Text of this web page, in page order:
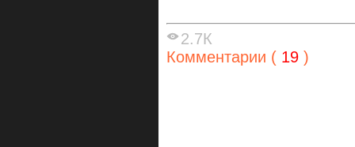
2.7К
Комментарии ( 19 )